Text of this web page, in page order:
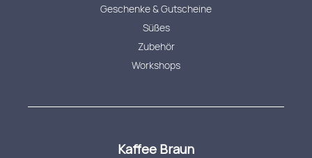
Geschenke & Gutscheine
Süßes
Zubehör
Workshops
Kaffee Braun